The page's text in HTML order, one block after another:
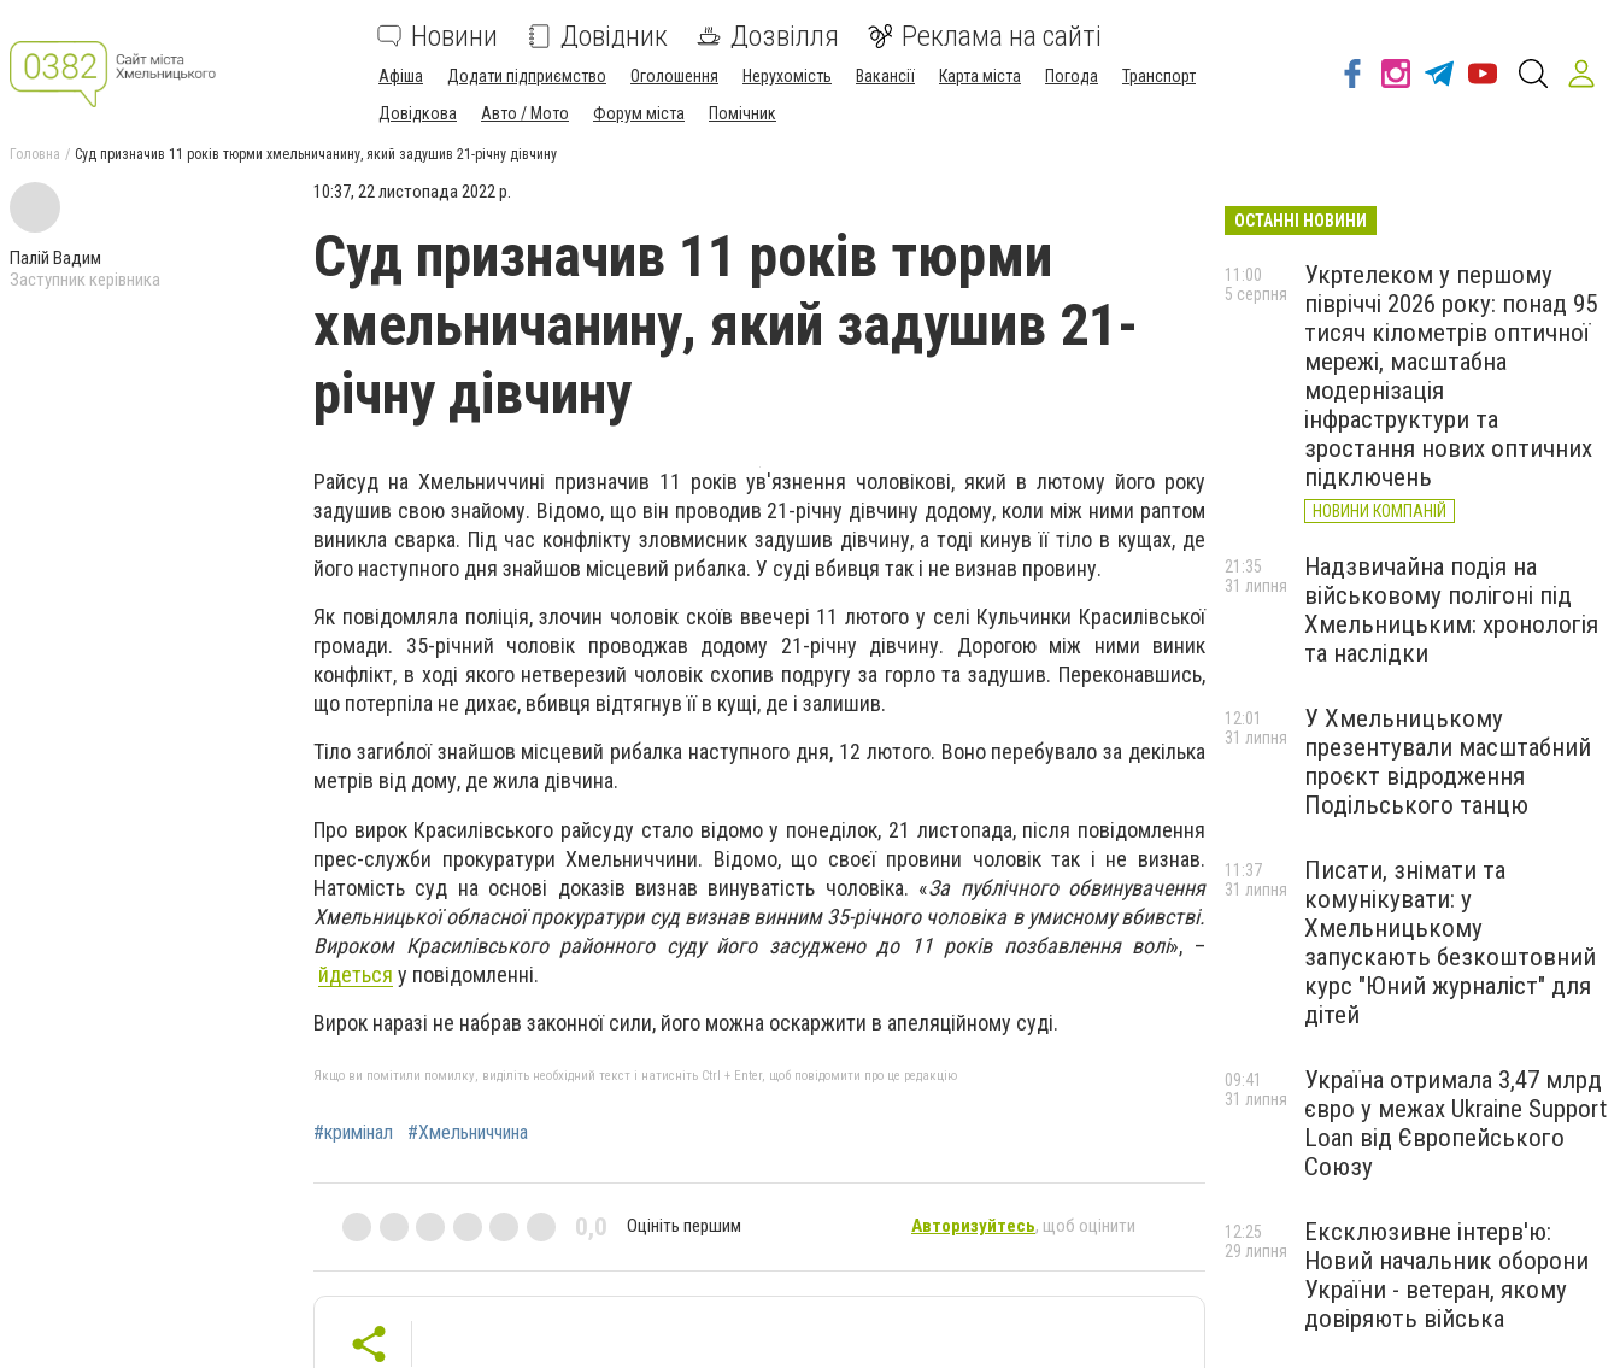
Новини Довідник Дозвілля Реклама на сайті
Афіша Додати підприємство Оголошення Нерухомість Вакансії Карта міста Погода
Транспорт
Довідкова
Авто / Мото Форум міста Помічник
Головна Суд призначив 11 років тюрми хмельничанину, який задушив 21-річну дівчину
Палій Вадим
Заступник керівника
10:37, 22 листопада 2022 р.
Суд призначив 11 років тюрми
хмельничанину, який задушив 21-
річну дівчину
Райсуд на Хмельниччині призначив 11 років ув'язнення чоловікові, який в лютому його року
задушив свою знайому. Відомо, що він проводив 21-річну дівчину додому, коли між ними раптом
виникла сварка. Під час конфлікту зловмисник задушив дівчину, а тоді кинув її тіло в кущах, де
його наступного дня знайшов місцевий рибалка. У суді вбивця так і не визнав провину.
Як повідомляла поліція, злочин чоловік скоїв ввечері 11 лютого у селі Кульчинки Красилівської
громади. 35-річний чоловік проводжав додому 21-річну дівчину. Дорогою між ними виник
конфлікт, в ході якого нетверезий чоловік схопив подругу за горло та задушив. Переконавшись,
що потерпіла не дихає, вбивця відтягнув її в кущі, де і залишив.
Тіло загиблої знайшов місцевий рибалка наступного дня, 12 лютого. Воно перебувало за декілька
метрів від дому, де жила дівчина.
Про вирок Красилівського райсуду стало відомо у понеділок, 21 листопада, після повідомлення
прес-служби прокуратури Хмельниччини. Відомо, що своєї провини чоловік так і не визнав.
Натомість суд на основі доказів визнав винуватість чоловіка. «За публічного обвинувачення
Хмельницької обласної прокуратури суд визнав винним 35-річного чоловіка в умисному вбивстві.
Вироком Красилівського районного суду його засуджено до 11 років позбавлення волі», –
йдеться у повідомленні.
Вирок наразі не набрав законної сили, його можна оскаржити в апеляційному суді.
Якщо ви помітили помилку, виділіть необхідний текст і натисніть Ctrl + Enter, щоб повідомити про це редакцію
#кримінал #Хмельниччина
0,0 Оцініть першим Авторизуйтесь, щоб оцінити
ОСТАННІ НОВИНИ
Укртелеком у першому
півріччі 2026 року: понад 95
тисяч кілометрів оптичної
мережі, масштабна
модернізація
інфраструктури та
зростання нових оптичних
підключень
НОВИНИ КОМПАНІЙ
11:00
5 серпня
Надзвичайна подія на
військовому полігоні під
Хмельницьким: хронологія
та наслідки
21:35
31 липня
У Хмельницькому
презентували масштабний
проєкт відродження
Подільського танцю
12:01
31 липня
Писати, знімати та
комунікувати: у
Хмельницькому
запускають безкоштовний
курс "Юний журналіст" для
дітей
11:37
31 липня
Україна отримала 3,47 млрд
євро у межах Ukraine Support
Loan від Європейського
Союзу
09:41
31 липня
Ексклюзивне інтерв'ю:
Новий начальник оборони
України - ветеран, якому
довіряють війська
12:25
29 липня